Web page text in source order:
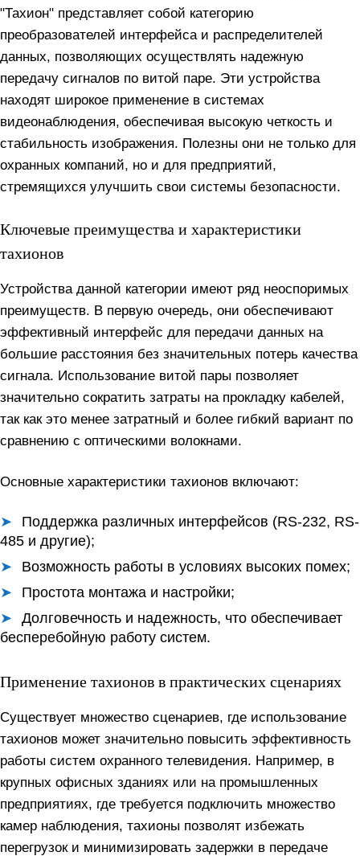
"Тахион" представляет собой категорию
преобразователей интерфейса и распределителей
данных, позволяющих осуществлять надежную
передачу сигналов по витой паре. Эти устройства
находят широкое применение в системах
видеонаблюдения, обеспечивая высокую четкость и
стабильность изображения. Полезны они не только для
охранных компаний, но и для предприятий,
стремящихся улучшить свои системы безопасности.
Ключевые преимущества и характеристики
тахионов
Устройства данной категории имеют ряд неоспоримых
преимуществ. В первую очередь, они обеспечивают
эффективный интерфейс для передачи данных на
большие расстояния без значительных потерь качества
сигнала. Использование витой пары позволяет
значительно сократить затраты на прокладку кабелей,
так как это менее затратный и более гибкий вариант по
сравнению с оптическими волокнами.
Основные характеристики тахионов включают:
Поддержка различных интерфейсов (RS-232, RS-
485 и другие);
Возможность работы в условиях высоких помех;
Простота монтажа и настройки;
Долговечность и надежность, что обеспечивает
бесперебойную работу систем.
Применение тахионов в практических сценариях
Существует множество сценариев, где использование
тахионов может значительно повысить эффективность
работы систем охранного телевидения. Например, в
крупных офисных зданиях или на промышленных
предприятиях, где требуется подключить множество
камер наблюдения, тахионы позволят избежать
перегрузок и минимизировать задержки в передаче